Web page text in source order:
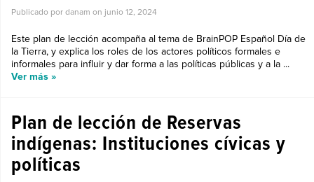
Publicado por danam on junio 12, 2024
Este plan de lección acompaña al tema de BrainPOP Español Día de
la Tierra, y explica los roles de los actores políticos formales e
informales para influir y dar forma a las políticas públicas y a la ...
Ver más »
Plan de lección de Reservas
indígenas: Instituciones cívicas y
políticas